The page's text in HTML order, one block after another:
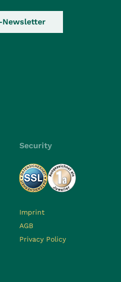
Newsletter
Security
Imprint
AGB
Privacy Policy